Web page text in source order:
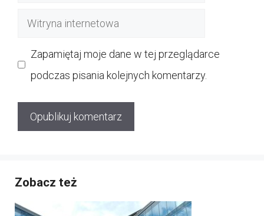
Witryna
Zapamiętaj moje dane w tej przeglądarce
podczas pisania kolejnych komentarzy.
Zobacz też